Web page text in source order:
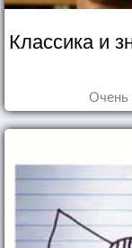
Классика и
Очень